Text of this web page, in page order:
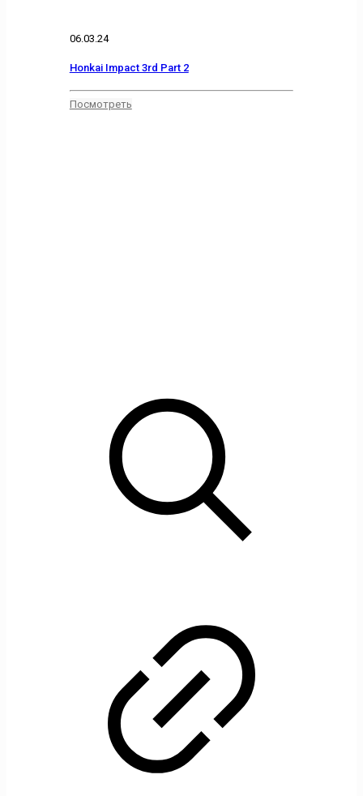
06.03.24
Honkai Impact 3rd Part 2
Посмотреть